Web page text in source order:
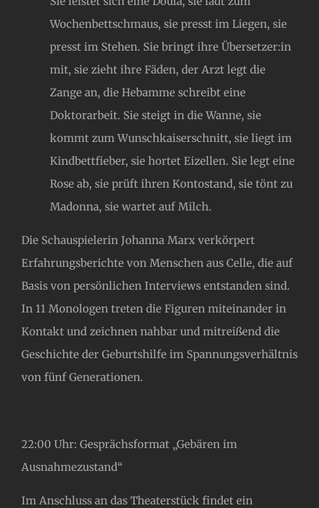
Wochenbettschmaus, sie presst im Liegen, sie
presst im Stehen. Sie bringt ihre Übersetzer:in
mit, sie zieht ihre Fäden, der Arzt legt die
Zange an, die Hebamme schreibt eine
Doktorarbeit. Sie steigt in die Wanne, sie
kommt zum Wunschkaiserschnitt, sie liegt im
Kindbettfieber, sie hortet Eizellen. Sie legt eine
Rose ab, sie prüft ihren Kontostand, sie tönt zu
Madonna, sie wartet auf Milch.
Die Schauspielerin Johanna Marx verkörpert
Erfahrungsberichte von Menschen aus Celle, die auf
Basis von persönlichen Interviews entstanden sind.
In 11 Monologen treten die Figuren miteinander in
Kontakt und zeichnen nahbar und mitreißend die
Geschichte der Geburtshilfe im Spannungsverhältnis
von fünf Generationen.
22:00 Uhr: Gesprächsformat „Gebären im
Ausnahmezustand“
Im Anschluss an das Theaterstück findet ein